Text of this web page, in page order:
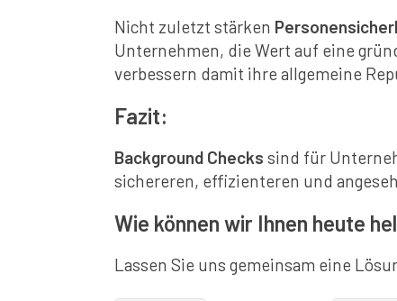
Nicht zuletzt stärken
Unternehmen, die Wert auf eine
verbessern damit ihre allgemeine
Fazit:
Background Checks sind für
sichereren, effizienteren und
Wie können wir Ihnen heute
Lassen Sie uns gemeinsam eine